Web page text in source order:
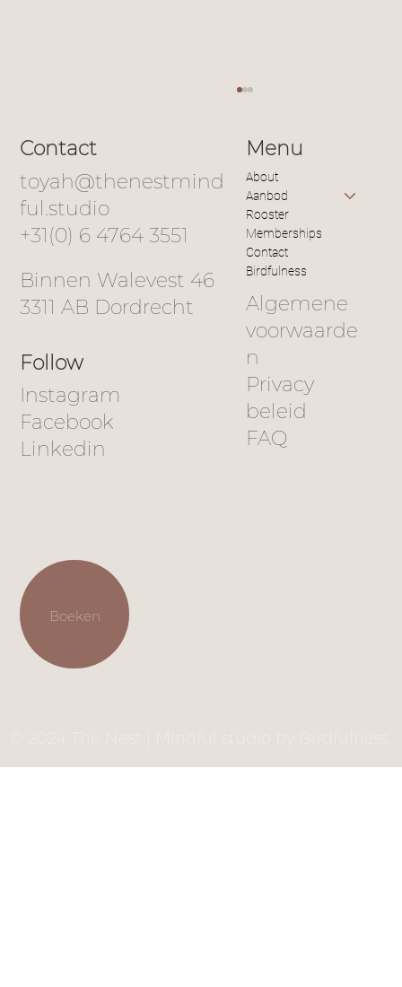
De energie van de lente: ruimte voor
groei en vernieuwing
toyah@thenestmind
ful.studio
+31(0) 6 4764 3551
Contact
Binnen Walevest 46
3311 AB Dordrecht
Follow
Instagram
Facebook
Linkedin
Boeken
About
Aanbod
Rooster
Memberships
Contact
Birdfulness
Menu
Algemene
voorwaarde
n
Privacy
beleid
FAQ